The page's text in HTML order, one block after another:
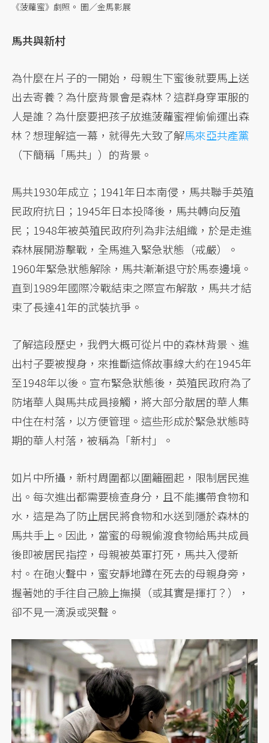
《菠蘿蜜》劇照。 圖／金馬影展
馬共與新村
為什麼在片子的一開始，母親生下蜜後就要馬上送
出去寄養？為什麼背景會是森林？這群身穿軍服的
人是誰？為什麼要把孩子放進菠蘿蜜裡偷偷運出森
林？想理解這一幕，就得先大致了解馬來亞共產黨
（下簡稱「馬共」）的背景。
馬共1930年成立；1941年日本南侵，馬共聯手英殖
民政府抗日；1945年日本投降後，馬共轉向反殖
民；1948年被英殖民政府列為非法組織，於是走進
森林展開游擊戰，全馬進入緊急狀態（戒嚴）。
1960年緊急狀態解除，馬共漸漸退守於馬泰邊境。
直到1989年國際冷戰結束之際宣布解散，馬共才結
束了長達41年的武裝抗爭。
了解這段歷史，我們大概可從片中的森林背景、進
出村子要被搜身，來推斷這條故事線大約在1945年
至1948年以後。宣布緊急狀態後，英殖民政府為了
防堵華人與馬共成員接觸，將大部分散居的華人集
中住在村落，以方便管理。這些形成於緊急狀態時
期的華人村落，被稱為「新村」。
如片中所攝，新村周圍都以圍籬圈起，限制居民進
出。每次進出都需要檢查身分，且不能攜帶食物和
水，這是為了防止居民將食物和水送到隱於森林的
馬共手上。因此，當蜜的母親偷渡食物給馬共成員
後即被居民指控，母親被英軍打死，馬共入侵新
村。在砲火聲中，蜜安靜地蹲在死去的母親身旁，
握著她的手往自己臉上撫摸（或其實是揮打？），
卻不見一滴淚或哭聲。